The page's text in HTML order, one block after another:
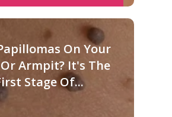
On Your
Armpit? It's The
Stage Of...